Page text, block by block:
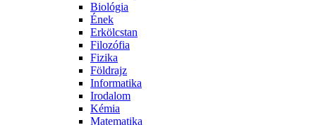
Biológia
Ének
Erkölcstan
Filozófia
Fizika
Földrajz
Informatika
Irodalom
Kémia
Matematika